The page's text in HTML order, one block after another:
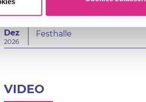
05.
Dez
2026
Festhalle
VIDEO